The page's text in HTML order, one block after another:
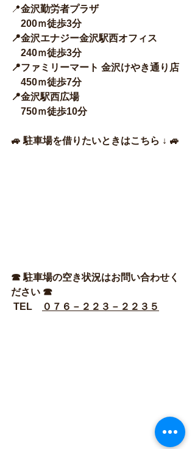
📍金沢勤労者プラザ
    200ｍ徒歩3分
📍金沢エナジー金沢駅西オフィス
    240ｍ徒歩3分
📍ファミリーマート 金沢けやき通り店
    450ｍ
徒歩7分
📍金沢駅西広場
750ｍ徒歩10分
🚙 駐車場を借りたいときはこちら ↓ 🚙
☎ 駐車場の空き状況はお問い合わせく
ださい ☎
TEL
０７６－２２３－２２３５